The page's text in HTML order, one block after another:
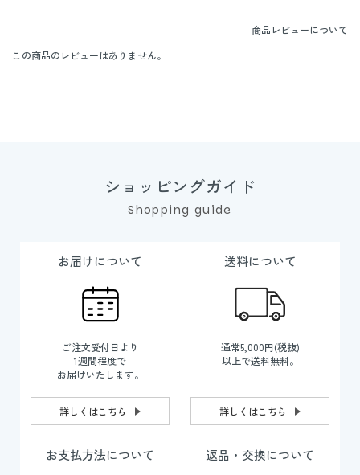
商品レビューについて
この商品のレビューはありません。
ショッピングガイド
Shopping guide
お届けについて
ご注文受付日より
1週間程度で
お届けいたします。
詳しくはこちら
送料について
通常5,000円(税抜)
以上で送料無料。
詳しくはこちら
お支払方法について 返品・交換について